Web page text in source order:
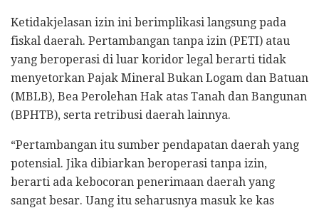
Ketidakjelasan izin ini berimplikasi langsung pada
fiskal daerah. Pertambangan tanpa izin (PETI) atau
yang beroperasi di luar koridor legal berarti tidak
menyetorkan Pajak Mineral Bukan Logam dan Batuan
(MBLB), Bea Perolehan Hak atas Tanah dan Bangunan
(BPHTB), serta retribusi daerah lainnya.
“Pertambangan itu sumber pendapatan daerah yang
potensial. Jika dibiarkan beroperasi tanpa izin,
berarti ada kebocoran penerimaan daerah yang
sangat besar. Uang itu seharusnya masuk ke kas